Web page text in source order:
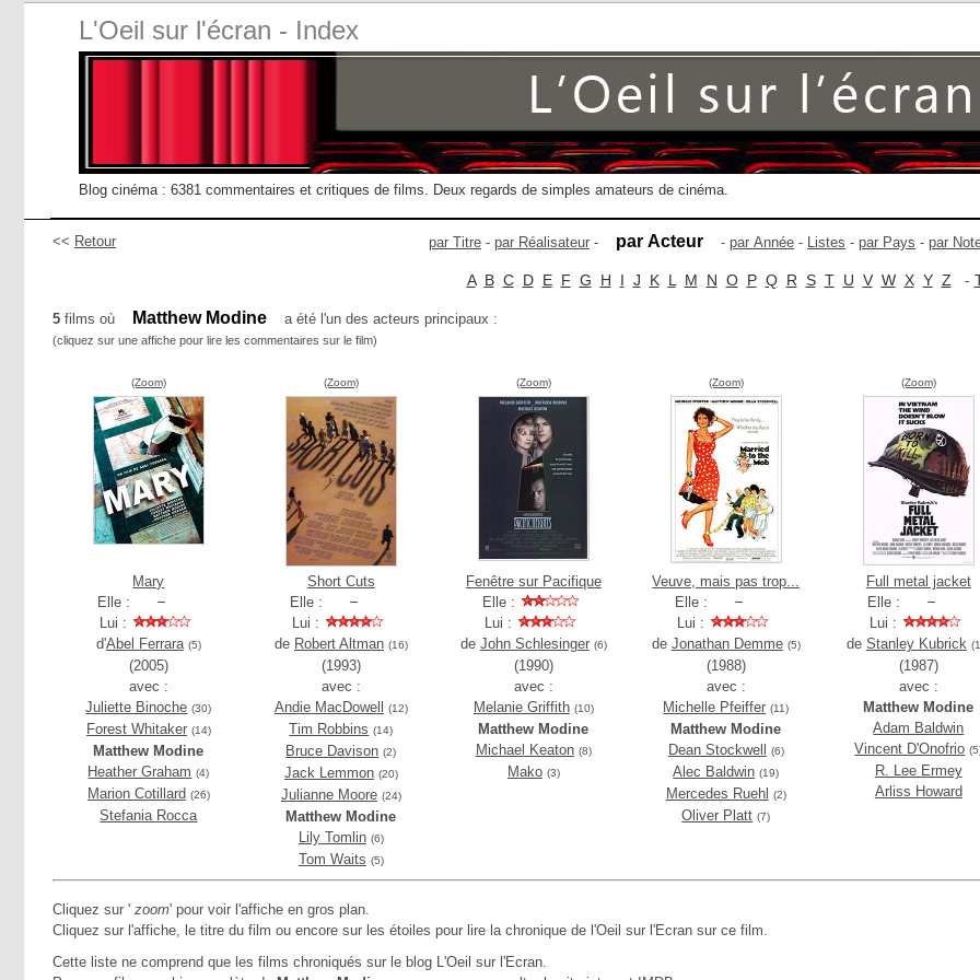
L'Oeil sur l'écran - Index
Blog cinéma : 6381 commentaires et critiques de films. Deux regards de simples amateurs de cinéma.
<< Retour par Titre - par Réalisateur - par Acteur - par Année - Listes - par Pays - par
A B C D E F G H I J K L M N O P Q R S T U V W X Y Z -
5 films où Matthew Modine a été l'un des acteurs principaux :
(cliquez sur une affiche pour lire les commentaires sur le film)
(Zoom)
Mary
Elle :
Lui :
d'Abel Ferrara (5)
(2005)
avec :
Juliette Binoche (30)
Forest Whitaker (14)
Matthew Modine
Heather Graham (4)
Marion Cotillard (26)
Stefania Rocca
(Zoom)
Short Cuts
Elle :
Lui :
de Robert Altman (16)
(1993)
avec :
Andie MacDowell
(12)
Tim Robbins (14)
Bruce Davison (2)
Jack Lemmon (20)
Julianne Moore (24)
Matthew Modine
Lily Tomlin (6)
Tom Waits (5)
(Zoom)
Fenêtre sur Pacifique
Elle :
Lui :
de John Schlesinger (6)
(1990)
avec :
Melanie Griffith (10)
Matthew Modine
Michael Keaton (8)
Mako (3)
(Zoom)
Veuve, mais pas trop...
Elle :
Lui :
de Jonathan Demme (5)
(1988)
avec :
Michelle Pfeiffer (11)
Matthew Modine
Dean Stockwell
(6)
Alec Baldwin (19)
Mercedes Ruehl (2)
Oliver Platt (7)
(Zoom)
Full metal jacket
Elle :
Lui :
de Stanley Kubrick
(1987)
avec :
Matthew Modine
Adam Baldwin
Vincent D'Onofrio
R. Lee Ermey
Arliss Howard
Cliquez sur ' zoom' pour voir l'affiche en gros plan.
Cliquez sur l'affiche, le titre du film ou encore sur les étoiles pour lire la chronique de l'Oeil sur l'Ecran sur ce film.
Cette liste ne comprend que les films chroniqués sur le blog L'Oeil sur l'Ecran.